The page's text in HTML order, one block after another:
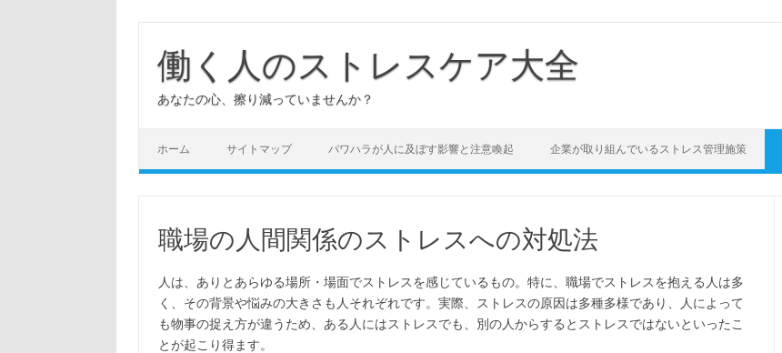
働く人のストレスケア大全
あなたの心、擦り減っていませんか？
ホーム サイトマップ パワハラが人に及ぼす影響と注意喚起 企業が取り組んでいるストレス管理施策
職場の人間関係のストレスへの対処法
人は、ありとあらゆる場所・場面でストレスを感じているもの。特に、職場でストレスを抱える人は多
く、その背景や悩みの大きさも人それぞれです。実際、ストレスの原因は多種多様であり、人によって
も物事の捉え方が違うため、ある人にはストレスでも、別の人からするとストレスではないといったこ
とが起こり得ます。